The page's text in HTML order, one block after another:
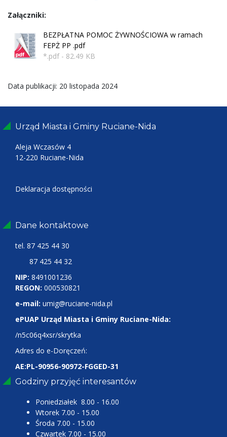
Załączniki:
BEZPŁATNA POMOC ŻYWNOŚCIOWA w ramach
FEPŻ PP .pdf
*.pdf - 82.49 KB
Data publikacji: 20 listopada 2024
Urząd Miasta i Gminy Ruciane-Nida
Aleja Wczasów 4
12-220 Ruciane-Nida
Deklaracja dostępności
Dane kontaktowe
tel. 87 425 44 30
87 425 44 32
NIP: 8491001236
REGON: 000530821
e-mail: umig@ruciane-nida.pl
ePUAP Urząd Miasta i Gminy Ruciane-Nida:
/n5c06q4xsr/skrytka
Adres do e-Doręczeń:
AE:PL-90956-90972-FGGED-31
Godziny przyjęć interesantów
Poniedziałek 8.00 - 16.00
Wtorek 7.00 - 15.00
Środa 7.00 - 15.00
Czwartek 7.00 - 15.00